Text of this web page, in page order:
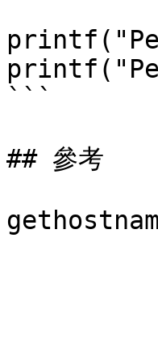
```
## 參考